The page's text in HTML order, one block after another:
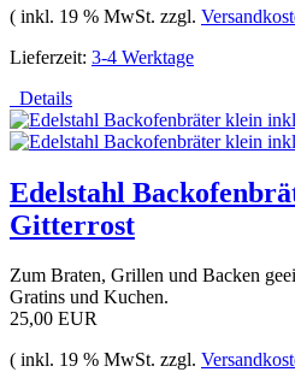
( inkl. 19 % MwSt. zzgl.
Lieferzeit: 3-4 Werktage
Details
Edelstahl
Gitterrost
Zum Braten, Grillen und Backen
Gratins und Kuchen.
25,00 EUR
( inkl. 19 % MwSt. zzgl.